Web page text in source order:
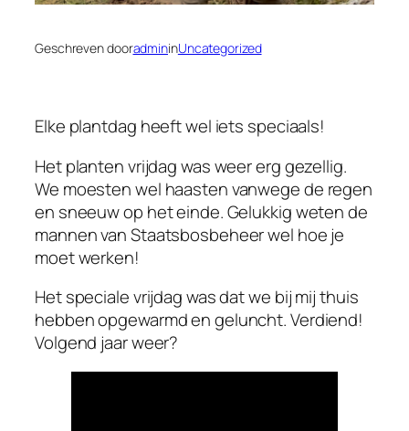
Geschreven dooradmininUncategorized
Elke plantdag heeft wel iets speciaals!
Het planten vrijdag was weer erg gezellig.
We moesten wel haasten vanwege de regen
en sneeuw op het einde. Gelukkig weten de
mannen van Staatsbosbeheer wel hoe je
moet werken!
Het speciale vrijdag was dat we bij mij thuis
hebben opgewarmd en geluncht. Verdiend!
Volgend jaar weer?